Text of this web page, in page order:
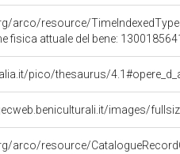
arco/resource/
fisica attuale del bene: 1300185641
pico/thesaurus/
images/
arco/resource/